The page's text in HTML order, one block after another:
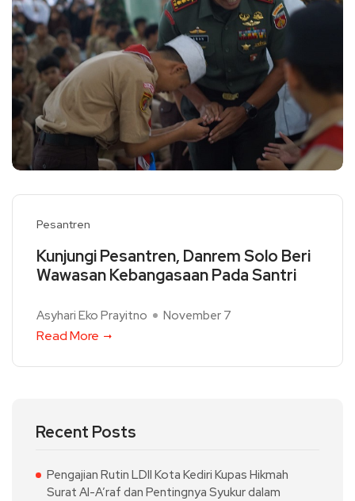
Pesantren
Kunjungi Pesantren, Danrem Solo Beri
Wawasan Kebangasaan Pada Santri
Asyhari Eko Prayitno November 7
Read More
Recent Posts
Pengajian Rutin LDII Kota Kediri Kupas Hikmah
Surat Al-A’raf dan Pentingnya Syukur dalam